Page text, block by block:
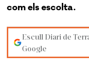
com els escolta.
Escull Diari de
Google